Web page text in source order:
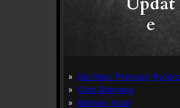
e
Bat-Man: Pierwszy Rycerz
Grób Batmana
Batman: Hush